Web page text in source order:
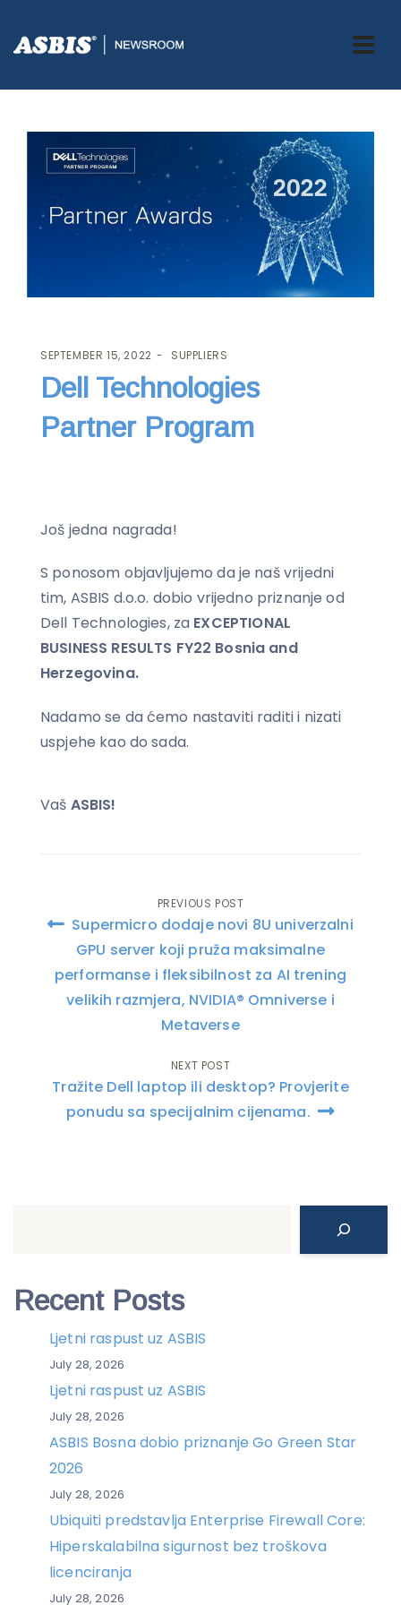
ASBIS.BA>SUPPLIERS> DELL TECHNOLOGIES PARTNER PROGRAM
SEPTEMBER 15, 2022 SUPPLIERS
Dell Technologies
Partner Program
Još jedna nagrada!
S ponosom objavljujemo da je naš vrijedni
tim, ASBIS d.o.o. dobio vrijedno priznanje od
Dell Technologies, za EXCEPTIONAL
BUSINESS RESULTS FY22 Bosnia and
Herzegovina.
Nadamo se da ćemo nastaviti raditi i nizati
uspjehe kao do sada.
Vaš ASBIS!
Post
navigation
PREVIOUS POST
Supermicro dodaje novi 8U univerzalni
GPU server koji pruža maksimalne
performanse i fleksibilnost za AI trening
velikih razmjera, NVIDIA® Omniverse i
Metaverse
NEXT POST
Tražite Dell laptop ili desktop? Provjerite
ponudu sa specijalnim cijenama.
Recent Posts
Ljetni raspust uz ASBIS
July 28, 2026
Ljetni raspust uz ASBIS
July 28, 2026
ASBIS Bosna dobio priznanje Go Green Star
2026
July 28, 2026
Ubiquiti predstavlja Enterprise Firewall Core:
Hiperskalabilna sigurnost bez troškova
licenciranja
July 28, 2026